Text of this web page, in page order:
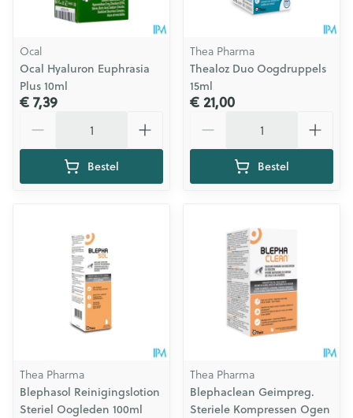
Ocal
Ocal Hyaluron Euphrasia
Plus 10ml
€ 7,39
Bestel
Thea Pharma
Thealoz Duo Oogdruppels
15ml
€ 21,00
Bestel
Thea Pharma
Blephasol Reinigingslotion
Steriel Oogleden 100ml
Thea Pharma
Blephaclean Geimpreg.
Steriele Kompressen Ogen